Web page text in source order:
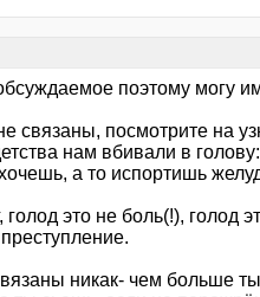
поэтому могу
связаны, посмотрите на
нам вбивали в
а то испортишь
это не боль(!), голод
никак- чем больше